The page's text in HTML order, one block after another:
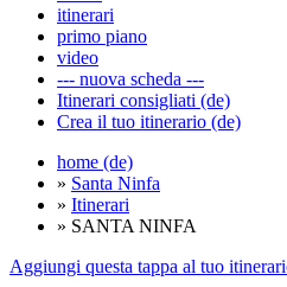
itinerari
primo piano
video
--- nuova scheda ---
Itinerari consigliati (de)
Crea il tuo itinerario (de)
home (de)
» Santa Ninfa
» Itinerari
» SANTA NINFA
Aggiungi questa tappa al tuo